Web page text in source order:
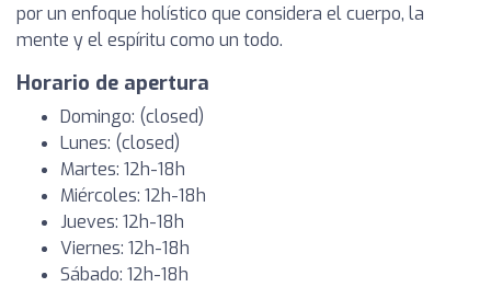
por un enfoque holístico que considera el cuerpo, la
mente y el espíritu como un todo.
Horario de apertura
Domingo: (closed)
Lunes: (closed)
Martes: 12h-18h
Miércoles: 12h-18h
Jueves: 12h-18h
Viernes: 12h-18h
Sábado: 12h-18h